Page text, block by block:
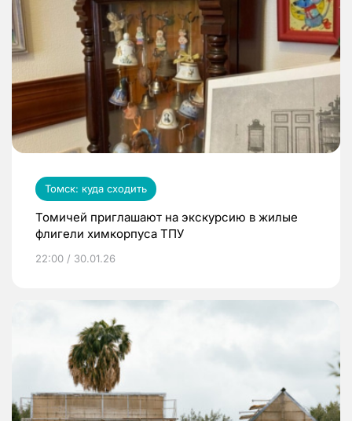
Томск: куда сходить
Томичей приглашают на экскурсию в жилые
флигели химкорпуса ТПУ
22:00 / 30.01.26